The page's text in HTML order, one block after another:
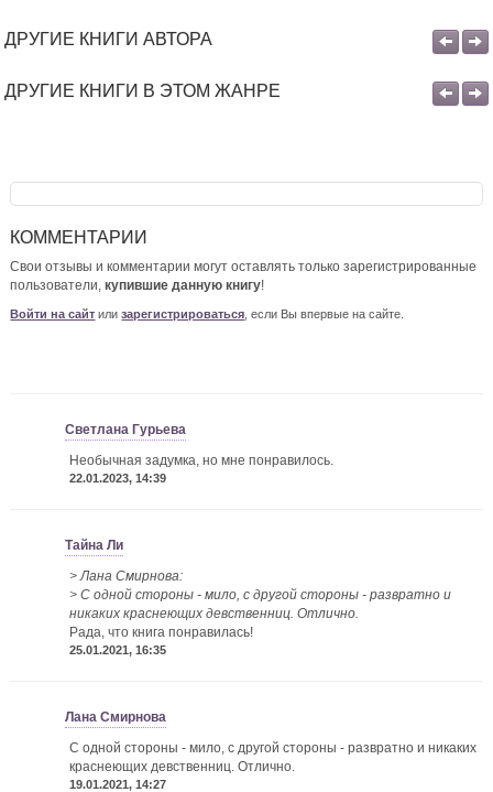
ДРУГИЕ КНИГИ АВТОРА
ДРУГИЕ КНИГИ В ЭТОМ ЖАНРЕ
КОММЕНТАРИИ
Свои отзывы и комментарии могут оставлять только зарегистрированные
пользователи,купившие данную книгу!
Войти на сайт илизарегистрироваться , если Вы впервые на сайте.
Светлана Гурьева
Необычная задумка, но мне понравилось.
22.01.2023, 14:39
Тайна Ли
> Лана Смирнова:
> С одной стороны - мило, с другой стороны - развратно и
никаких краснеющих девственниц. Отлично.
Рада, что книга понравилась!
25.01.2021, 16:35
Лана Смирнова
С одной стороны - мило, с другой стороны - развратно и никаких
краснеющих девственниц. Отлично.
19.01.2021, 14:27